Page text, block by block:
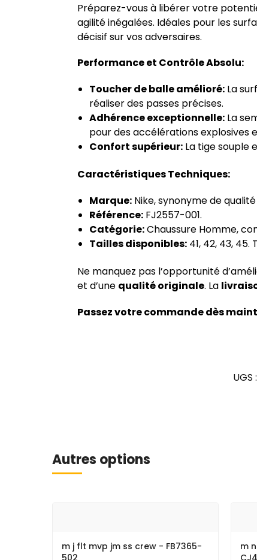
Préparez-vous à libérer votre
agilité inégalées. Idéales pour les
décisif sur vos adversaires.
Performance et Contrôle Absolu:
Toucher de balle amélioré:La
réaliser des passes précises.
Adhérence exceptionnelle:La
pour des accélérations explosives
Confort supérieur:La tige souple
Caractéristiques Techniques:
Marque:Nike, synonyme de
Référence:FJ2557-001.
Catégorie:Chaussure Homme,
Tailles disponibles:41, 42, 43,
Ne manquez pas l’opportunité
et d’une qualité originale. La
Passez votre commande dès
UGS :
Autres options
m j flt mvp jm ss crew - FB7365-
m